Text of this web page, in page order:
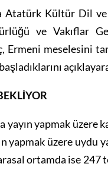
Atatürk Kültür Dil ve
ve Vakıflar
Ermeni meselesini
yayın yapmak üzere
yapmak üzere uydu
ortamda ise